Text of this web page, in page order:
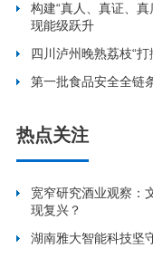
构建“真人、真证、
现能级跃升
四川泸州晚熟荔枝“打
第一批食品安全全链
热点关注
宽窄研究酒业观察：
现复兴？
湖南雅大智能科技坚